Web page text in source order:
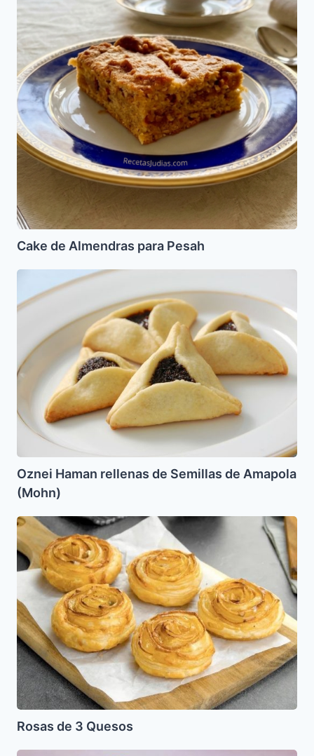
para
Pesah
Cake de Almendras para Pesah
Haman
rellenas
Semillas
de
Amapola
(Mohn)
Oznei Haman rellenas de Semillas de Amapola
(Mohn)
Rosas
de
3
Quesos
Rosas de 3 Quesos